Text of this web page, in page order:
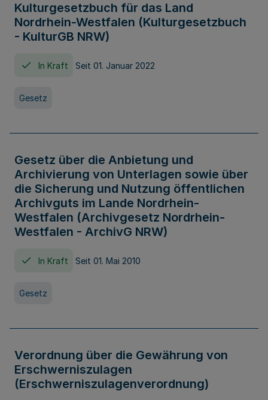
Kulturgesetzbuch für das Land
Nordrhein-Westfalen (Kulturgesetzbuch
- KulturGB NRW)
In Kraft Seit 01. Januar 2022
Gesetz
Gesetz über die Anbietung und
Archivierung von Unterlagen sowie über
die Sicherung und Nutzung öffentlichen
Archivguts im Lande Nordrhein-
Westfalen (Archivgesetz Nordrhein-
Westfalen - ArchivG NRW)
In Kraft Seit 01. Mai 2010
Gesetz
Verordnung über die Gewährung von
Erschwerniszulagen
(Erschwerniszulagenverordnung)